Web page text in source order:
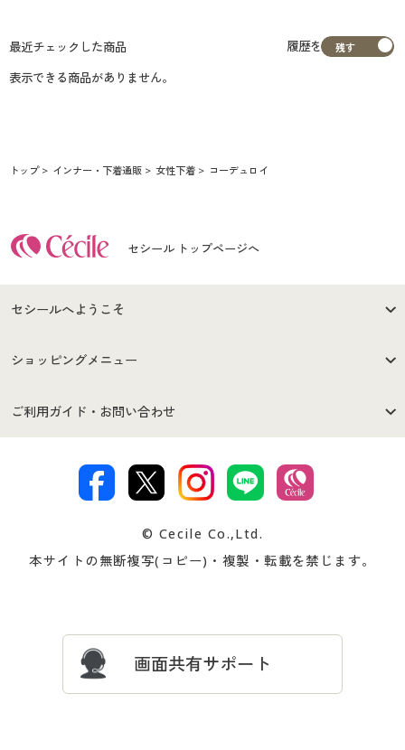
最近チェックした商品
履歴を
表示できる商品がありません。
トップ インナー・下着通販 女性下着 コーデュロイ
セシール トップページへ
セシールへようこそ
はじめての方へ
セシールご利用規約
著作権・商標について 会社案内
ショッピングメニュー
商品カテゴリ
プレゼント＆キャンペーン サイトマップ
ご利用ガイド・お問い合わせ
交換・返品は お支払は
ついて
忘れの場合
© Cecile Co.,Ltd.
本サイトの無断複写(コピー)・複製・転載を禁じます。
画面共有サポート